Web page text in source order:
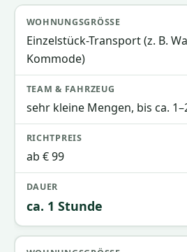
Wohnungsgröße
Einzelstück-Transport (z. B.
Kommode)
sehr kleine Mengen, bis ca.
ab € 99
ca. 1 Stunde